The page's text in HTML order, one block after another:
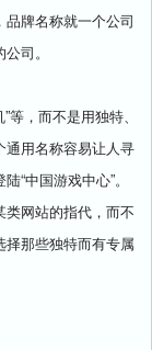
牌名称就一个公司
司。
，而不是用独特、
通用名称容易让人寻
“中国游戏中心”。
网站的指代，而不
那些独特而有专属